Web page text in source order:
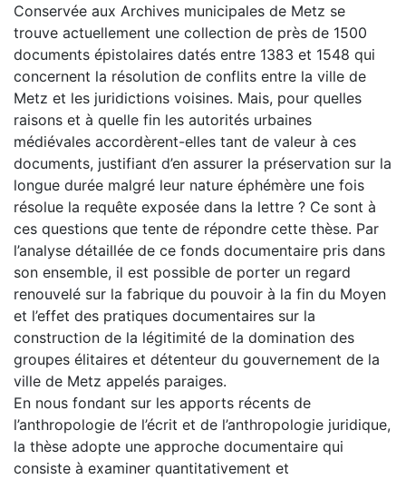
Conservée aux Archives municipales de Metz se
trouve actuellement une collection de près de 1500
documents épistolaires datés entre 1383 et 1548 qui
concernent la résolution de conflits entre la ville de
Metz et les juridictions voisines. Mais, pour quelles
raisons et à quelle fin les autorités urbaines
médiévales accordèrent-elles tant de valeur à ces
documents, justifiant d’en assurer la préservation sur la
longue durée malgré leur nature éphémère une fois
résolue la requête exposée dans la lettre ? Ce sont à
ces questions que tente de répondre cette thèse. Par
l’analyse détaillée de ce fonds documentaire pris dans
son ensemble, il est possible de porter un regard
renouvelé sur la fabrique du pouvoir à la fin du Moyen
et l’effet des pratiques documentaires sur la
construction de la légitimité de la domination des
groupes élitaires et détenteur du gouvernement de la
ville de Metz appelés paraiges.
En nous fondant sur les apports récents de
l’anthropologie de l’écrit et de l’anthropologie juridique,
la thèse adopte une approche documentaire qui
consiste à examiner quantitativement et